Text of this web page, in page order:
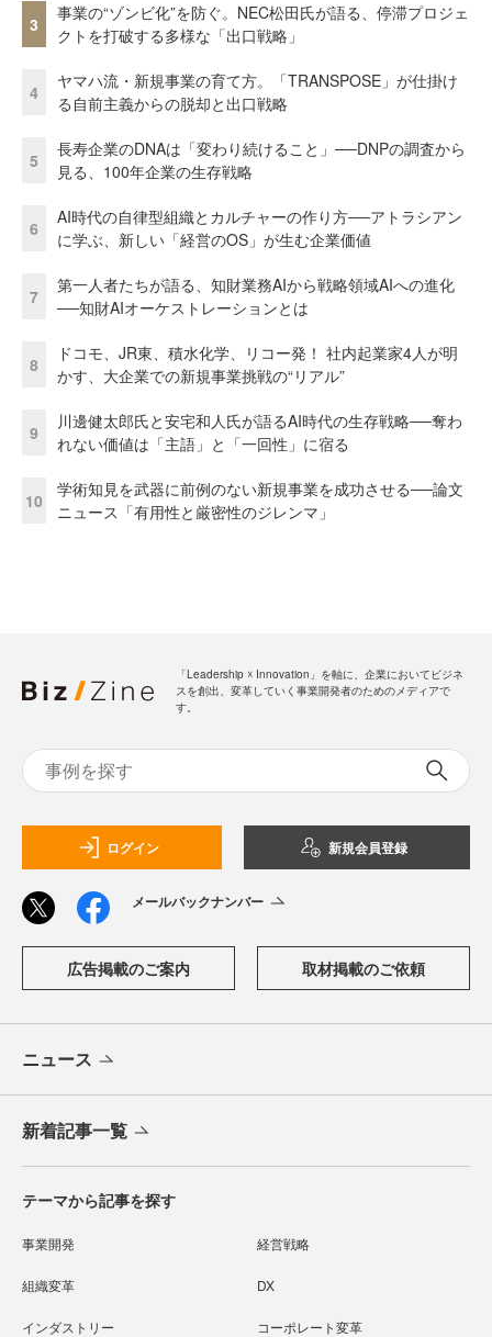
3
事業の“ゾンビ化”を防ぐ。NEC松田氏が語る、停滞プロジェ
クトを打破する多様な「出口戦略」
4
ヤマハ流・新規事業の育て方。「TRANSPOSE」が仕掛け
る自前主義からの脱却と出口戦略
5
長寿企業のDNAは「変わり続けること」──DNPの調査から
見る、100年企業の生存戦略
6
AI時代の自律型組織とカルチャーの作り方──アトラシアン
に学ぶ、新しい「経営のOS」が生む企業価値
7
第一人者たちが語る、知財業務AIから戦略領域AIへの進化
──知財AIオーケストレーションとは
8
ドコモ、JR東、積水化学、リコー発！ 社内起業家4人が明
かす、大企業での新規事業挑戦の“リアル”
9
川邊健太郎氏と安宅和人氏が語るAI時代の生存戦略──奪わ
れない価値は「主語」と「一回性」に宿る
10
学術知見を武器に前例のない新規事業を成功させる──論文
ニュース「有用性と厳密性のジレンマ」
「Leadership ☓ Innovation」を軸に、企業においてビジネ
スを創出、変革していく事業開発者のためのメディアで
す。
ログイン 新規会員登録
メールバックナンバー
広告掲載のご案内 取材掲載のご依頼
ニュース
新着記事一覧
テーマから記事を探す
事業開発 経営戦略
組織変革 DX
インダストリー コーポレート変革